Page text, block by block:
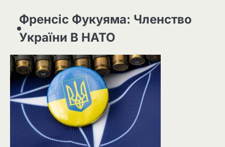
Френсіс Фукуяма: Членство
України В НАТО